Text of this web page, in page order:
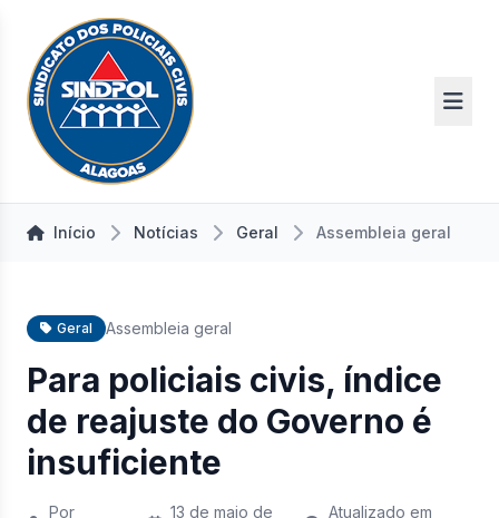
Início Notícias Geral Assembleia geral
Geral Assembleia geral
Para policiais civis, índice
de reajuste do Governo é
insuficiente
Por
13 de maio de
Atualizado em